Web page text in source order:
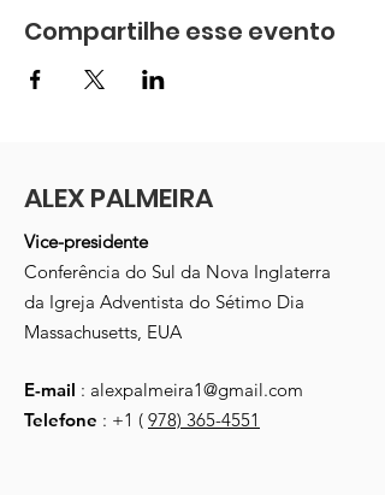
Compartilhe esse evento
ALEX PALMEIRA
Vice-presidente
Conferência do Sul da Nova Inglaterra
da Igreja Adventista do Sétimo Dia
Massachusetts, EUA
E-mail : alexpalmeira1@gmail.com
Telefone : +1 ( 978) 365-4551